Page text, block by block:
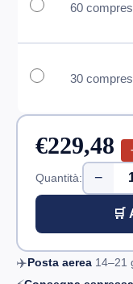
60
30
€229,48
Quantità: −
🛒
✈️Posta aerea 14–21